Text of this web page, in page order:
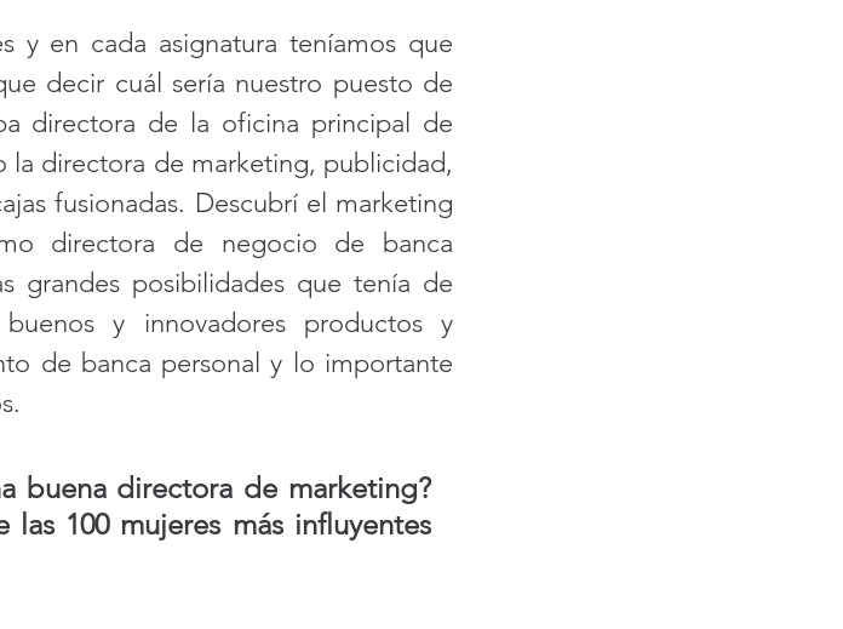
y en cada asignatura teníamos que
decir cuál sería nuestro puesto de
directora de la oficina principal de
la directora de marketing, publicidad,
fusionadas. Descubrí el marketing
directora de negocio de banca
grandes posibilidades que tenía de
y innovadores productos y
de banca personal y lo importante
buena directora de marketing?
100 mujeres más influyentes